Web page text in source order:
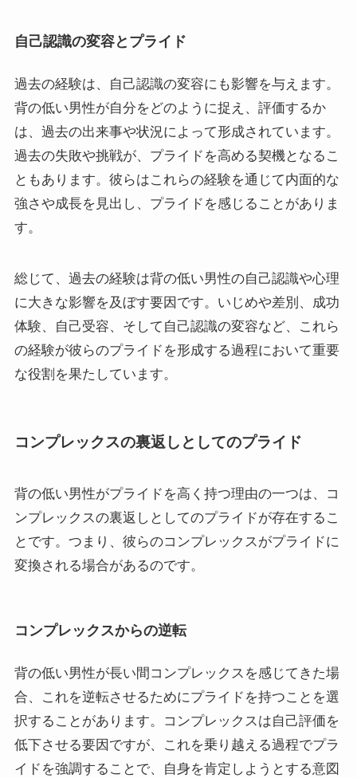
自己認識の変容とプライド
過去の経験は、自己認識の変容にも影響を与えます。
背の低い男性が自分をどのように捉え、評価するか
は、過去の出来事や状況によって形成されています。
過去の失敗や挑戦が、プライドを高める契機となるこ
ともあります。彼らはこれらの経験を通じて内面的な
強さや成長を見出し、プライドを感じることがありま
す。
総じて、過去の経験は背の低い男性の自己認識や心理
に大きな影響を及ぼす要因です。いじめや差別、成功
体験、自己受容、そして自己認識の変容など、これら
の経験が彼らのプライドを形成する過程において重要
な役割を果たしています。
コンプレックスの裏返しとしてのプライド
背の低い男性がプライドを高く持つ理由の一つは、コ
ンプレックスの裏返しとしてのプライドが存在するこ
とです。つまり、彼らのコンプレックスがプライドに
変換される場合があるのです。
コンプレックスからの逆転
背の低い男性が長い間コンプレックスを感じてきた場
合、これを逆転させるためにプライドを持つことを選
択することがあります。コンプレックスは自己評価を
低下させる要因ですが、これを乗り越える過程でプラ
イドを強調することで、自身を肯定しようとする意図